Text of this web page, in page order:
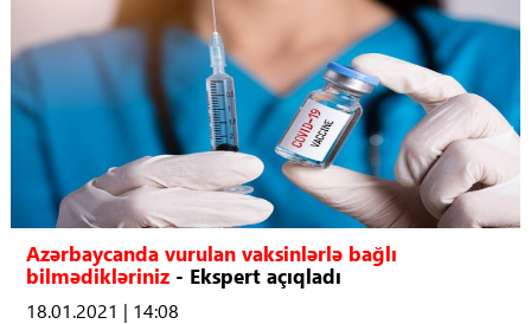
Azərbaycanda vurulan vaksinlərlə bağlı
bilmədikləriniz- Ekspert açıqladı
18.01.2021 | 14:08